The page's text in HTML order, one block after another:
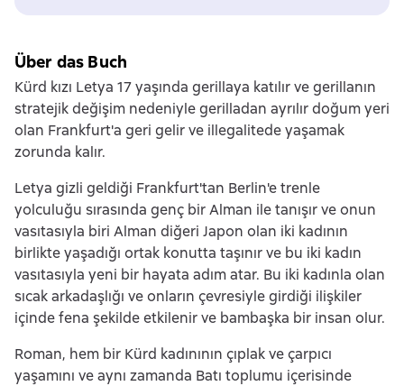
Über das Buch
Kürd kızı Letya 17 yaşında gerillaya katılır ve gerillanın
stratejik değişim nedeniyle gerilladan ayrılır doğum yeri
olan Frankfurt'a geri gelir ve illegalitede yaşamak
zorunda kalır.
Letya gizli geldiği Frankfurt'tan Berlin'e trenle
yolculuğu sırasında genç bir Alman ile tanışır ve onun
vasıtasıyla biri Alman diğeri Japon olan iki kadının
birlikte yaşadığı ortak konutta taşınır ve bu iki kadın
vasıtasıyla yeni bir hayata adım atar. Bu iki kadınla olan
sıcak arkadaşlığı ve onların çevresiyle girdiği ilişkiler
içinde fena şekilde etkilenir ve bambaşka bir insan olur.
Roman, hem bir Kürd kadınının çıplak ve çarpıcı
yaşamını ve aynı zamanda Batı toplumu içerisinde